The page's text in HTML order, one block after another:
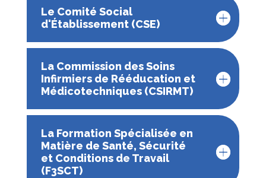
Le Comité Social
d'Établissement (CSE)
La Commission des Soins
Infirmiers de Rééducation et
Médicotechniques (CSIRMT)
La Formation Spécialisée en
Matière de Santé, Sécurité
et Conditions de Travail
(F3SCT)